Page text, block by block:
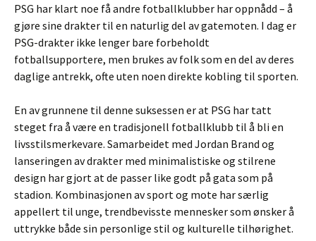
PSG har klart noe få andre fotballklubber har oppnådd – å
gjøre sine drakter til en naturlig del av gatemoten. I dag er
PSG-drakter ikke lenger bare forbeholdt
fotballsupportere, men brukes av folk som en del av deres
daglige antrekk, ofte uten noen direkte kobling til sporten.
En av grunnene til denne suksessen er at PSG har tatt
steget fra å være en tradisjonell fotballklubb til å bli en
livsstilsmerkevare. Samarbeidet med Jordan Brand og
lanseringen av drakter med minimalistiske og stilrene
design har gjort at de passer like godt på gata som på
stadion. Kombinasjonen av sport og mote har særlig
appellert til unge, trendbevisste mennesker som ønsker å
uttrykke både sin personlige stil og kulturelle tilhørighet.